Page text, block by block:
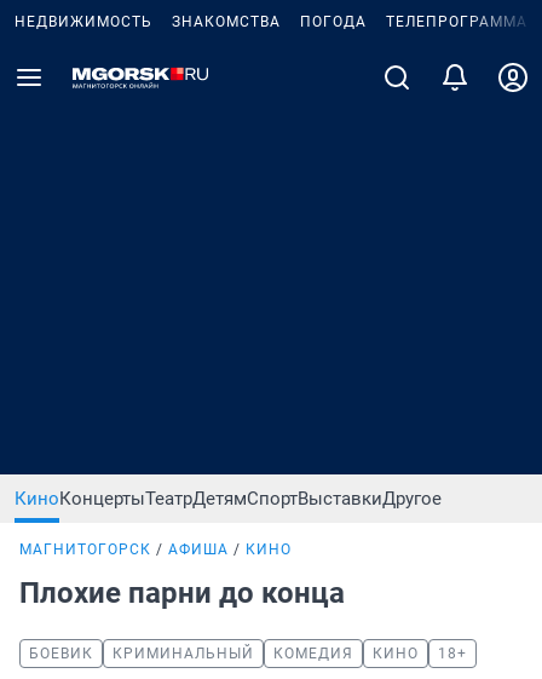
НЕДВИЖИМОСТЬ ЗНАКОМСТВА ПОГОДА ТЕЛЕПРОГРАММА
КиноКонцертыТеатрДетямСпортВыставкиДругое
МАГНИТОГОРСК АФИША КИНО
Плохие парни до конца
БОЕВИК КРИМИНАЛЬНЫЙ КОМЕДИЯ КИНО 18+